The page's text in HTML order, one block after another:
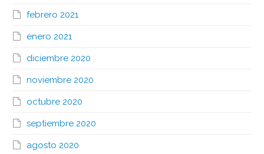
febrero 2021
enero 2021
diciembre 2020
noviembre 2020
octubre 2020
septiembre 2020
agosto 2020